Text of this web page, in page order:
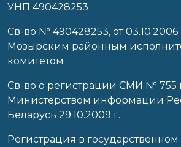
УНП 490428253
Cв-во № 490428253, от 03.10.2006
Мозырским районным
комитетом
Св-во о регистрации СМИ № 755
Министерством информации
Беларусь 29.10.2009 г.
Регистрация в государственном